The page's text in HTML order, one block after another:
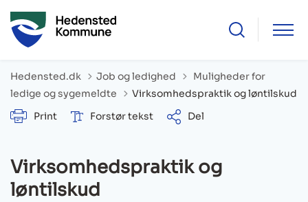
Hedensted.dk Job og ledighed Tilbage til
Muligheder for
ledige og sygemeldte
Virksomhedspraktik og løntilskud
Print
Forstør tekst Del
Virksomhedspraktik og
løntilskud